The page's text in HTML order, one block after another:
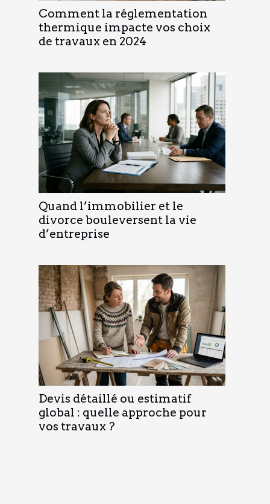
Comment la réglementation
thermique impacte vos choix
de travaux en 2024
Quand l’immobilier et le
divorce bouleversent la vie
d’entreprise
Devis détaillé ou estimatif
global : quelle approche pour
vos travaux ?